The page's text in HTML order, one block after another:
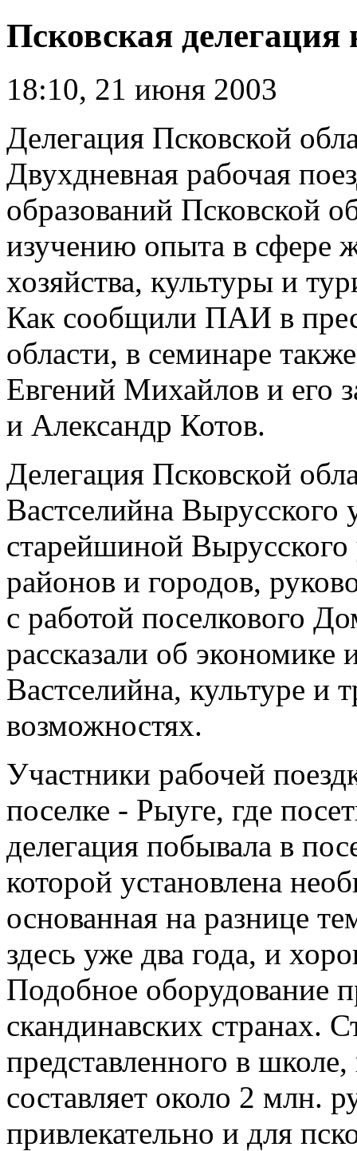
Псковская делегация
18:10, 21 июня 2003
Делегация Псковской
Двухдневная рабочая
образований Псковской
изучению опыта в сфере
хозяйства, культуры и
Как сообщили ПАИ в
области, в семинаре
Евгений Михайлов и его
и Александр Котов.
Делегация Псковской
Вастселийна Вырусского
старейшиной
районов и городов,
с работой поселкового
рассказали об экономике
Вастселийна, культуре и
возможностях.
Участники рабочей
поселке - Рыуге, где
делегация побывала в
которой установлена
основанная на разнице
здесь уже два года, и
Подобное оборудование
скандинавских странах.
представленного в
составляет около 2 млн.
привлекательно и для